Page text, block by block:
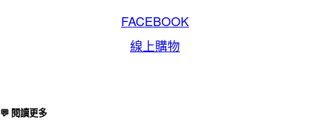
FACEBOOK
線上購物
💬 閱讀更多